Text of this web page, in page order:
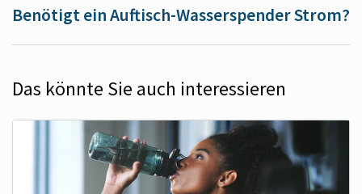
Benötigt ein Auftisch-Wasserspender Strom?
Das könnte Sie auch interessieren